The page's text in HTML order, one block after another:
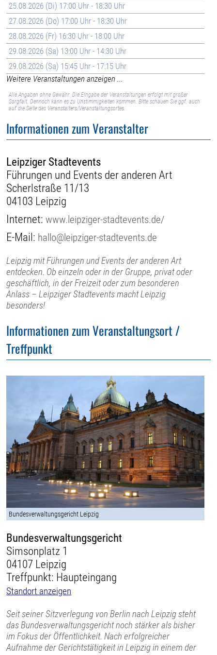
25.08.2026 (Di) 17:00 Uhr - 18:30 Uhr
27.08.2026 (Do) 17:00 Uhr - 18:30 Uhr
28.08.2026 (Fr) 16:30 Uhr - 18:00 Uhr
29.08.2026 (Sa) 13:00 Uhr - 14:30 Uhr
29.08.2026 (Sa) 15:45 Uhr - 17:15 Uhr
Weitere Veranstaltungen anzeigen ...
Alle Angaben ohne Gewähr. Die Eingabe der Veranstaltungen erfolgt mit großer
Sorgfalt. Dennoch kann es zu Unstimmigkeiten kommen. Bitte schauen Sie ggf. auch
auf die Seite des Veranstalters/Veranstaltungsortes.
Informationen zum Veranstalter
Leipziger Stadtevents
Führungen und Events der anderen Art
Scherlstraße 11/13
04103 Leipzig
Internet:www.leipziger-stadtevents.de/
E-Mail: hallo@leipziger-stadtevents.de
Leipzig mit Führungen und Events der anderen Art
entdecken. Ob einzeln oder in der Gruppe, privat oder
geschäftlich, in der Freizeit oder zum besonderen
Anlass – Leipziger Stadtevents macht Leipzig
besonders!
Informationen zum Veranstaltungsort /
Treffpunkt
Bundesverwaltungsgericht Leipzig
Bundesverwaltungsgericht
Simsonplatz 1
04107 Leipzig
Treffpunkt: Haupteingang
Standort anzeigen
Seit seiner Sitzverlegung von Berlin nach Leipzig steht
das Bundesverwaltungsgericht noch stärker als bisher
im Fokus der Öffentlichkeit. Nach erfolgreicher
Aufnahme der Gerichtstätigkeit in Leipzig in einem der